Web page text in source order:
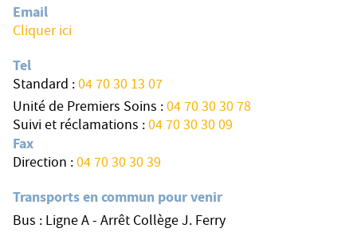
Email
Cliquer ici
Tel
Standard :04 70 30 13 07
Unité de Premiers Soins :04 70 30 30 78
Suivi et réclamations :04 70 30 30 09
Fax
Direction :04 70 30 30 39
Transports en commun pour venir
Bus : Ligne A - Arrêt Collège J. Ferry